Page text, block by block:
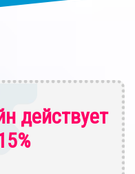
действует